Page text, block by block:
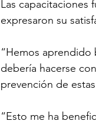
Las capacitaciones
expresaron su
“Hemos aprendido
debería hacerse
prevención de
“Esto me ha